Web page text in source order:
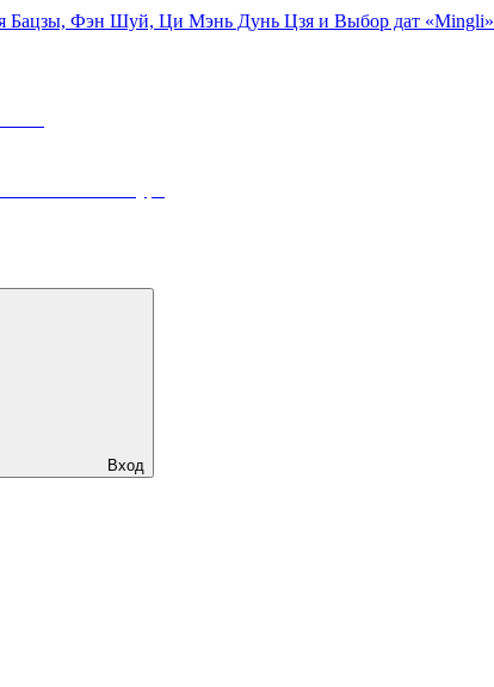
Бацзы, Фэн Шуй, Ци Мэнь Дунь Цзя и Выбор дат «Mingli»
Вход